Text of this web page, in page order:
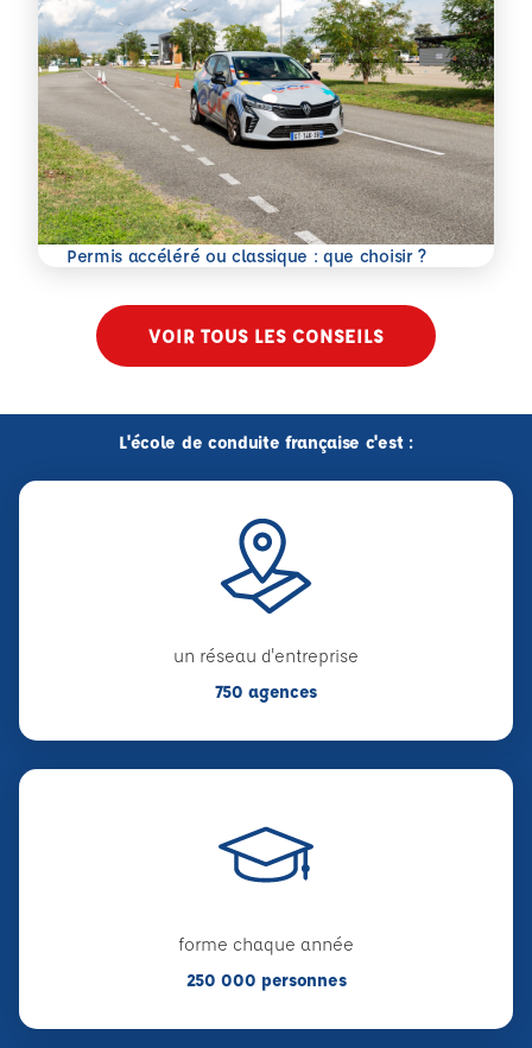
Permis accéléré ou classique : que choisir ?
En savoir plus
VOIR TOUS LES CONSEILS
L'école de conduite française c'est :
un réseau d'entreprise
750 agences
forme chaque année
250 000 personnes